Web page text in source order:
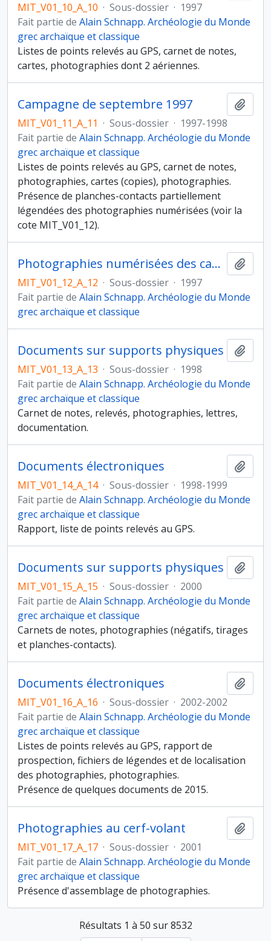
MIT_V01_10_A_10 · Sous-dossier · 1997
Fait partie de Alain Schnapp. Archéologie du Monde
grec archaïque et classique
Listes de points relevés au GPS, carnet de notes,
cartes, photographies dont 2 aériennes.
Campagne de septembre 1997
MIT_V01_11_A_11 · Sous-dossier · 1997-1998
Fait partie de Alain Schnapp. Archéologie du Monde
grec archaïque et classique
Listes de points relevés au GPS, carnet de notes,
photographies, cartes (copies), photographies.
Présence de planches-contacts partiellement
légendées des photographies numérisées (voir la
cote MIT_V01_12).
Photographies numérisées des campagnes de mai et septembre
MIT_V01_12_A_12 · Sous-dossier · 1997
Fait partie de Alain Schnapp. Archéologie du Monde
grec archaïque et classique
Documents sur supports physiques
MIT_V01_13_A_13 · Sous-dossier · 1998
Fait partie de Alain Schnapp. Archéologie du Monde
grec archaïque et classique
Carnet de notes, relevés, photographies, lettres,
documentation.
Documents électroniques
MIT_V01_14_A_14 · Sous-dossier · 1998-1999
Fait partie de Alain Schnapp. Archéologie du Monde
grec archaïque et classique
Rapport, liste de points relevés au GPS.
Documents sur supports physiques
MIT_V01_15_A_15 · Sous-dossier · 2000
Fait partie de Alain Schnapp. Archéologie du Monde
grec archaïque et classique
Carnets de notes, photographies (négatifs, tirages
et planches-contacts).
Documents électroniques
MIT_V01_16_A_16 · Sous-dossier · 2002-2002
Fait partie de Alain Schnapp. Archéologie du Monde
grec archaïque et classique
Listes de points relevés au GPS, rapport de
prospection, fichiers de légendes et de localisation
des photographies, photographies.
Présence de quelques documents de 2015.
Photographies au cerf-volant
MIT_V01_17_A_17 · Sous-dossier · 2001
Fait partie de Alain Schnapp. Archéologie du Monde
grec archaïque et classique
Présence d'assemblage de photographies.
Résultats 1 à 50 sur 8532